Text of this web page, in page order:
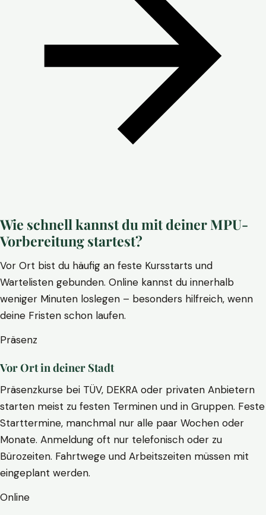
Wie schnell kannst du mit deiner MPU-
Vorbereitung startest?
Vor Ort bist du häufig an feste Kursstarts und
Wartelisten gebunden. Online kannst du innerhalb
weniger Minuten loslegen – besonders hilfreich, wenn
deine Fristen schon laufen.
Präsenz
Vor Ort in deiner Stadt
Präsenzkurse bei TÜV, DEKRA oder privaten Anbietern
starten meist zu festen Terminen und in Gruppen. Feste
Starttermine, manchmal nur alle paar Wochen oder
Monate. Anmeldung oft nur telefonisch oder zu
Bürozeiten. Fahrtwege und Arbeitszeiten müssen mit
eingeplant werden.
Online